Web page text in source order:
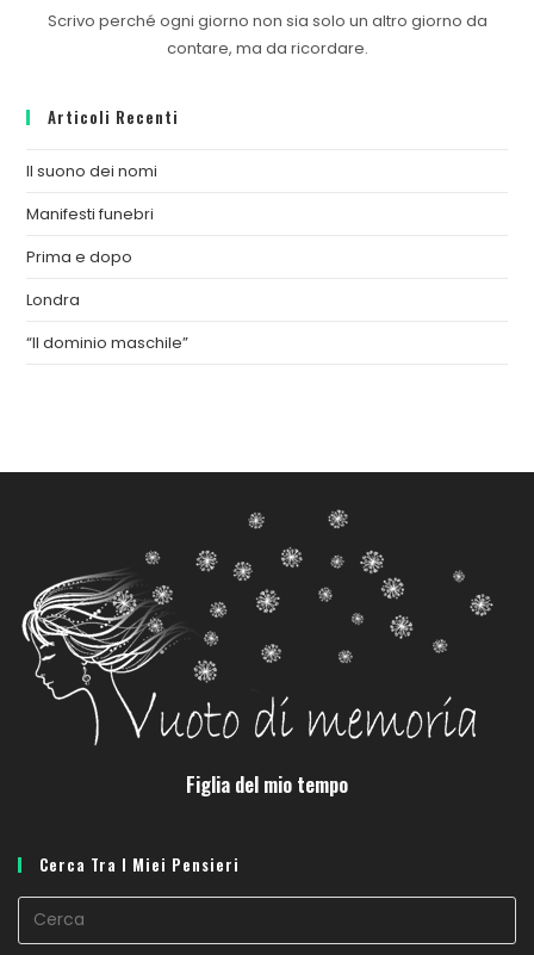
Scrivo perché ogni giorno non sia solo un altro giorno da
contare, ma da ricordare.
Articoli Recenti
Il suono dei nomi
Manifesti funebri
Prima e dopo
Londra
“Il dominio maschile”
Figlia del mio tempo
Cerca Tra I Miei Pensieri